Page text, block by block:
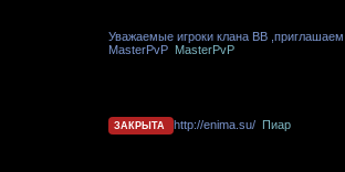
Уважаемые игроки клана BB
MasterPvP MasterPvP
ЗАКРЫТА http://enima.su/ Пиар